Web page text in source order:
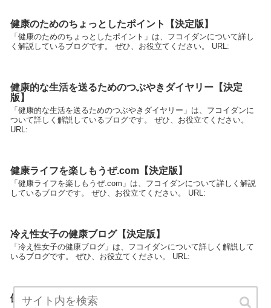
健康のためのちょっとしたポイント【決定版】
「健康のためのちょっとしたポイント」は、フコイダンについて詳し
く解説しているブログです。 ぜひ、お役立てください。 URL:
健康的な生活を送るためのつぶやきダイヤリー【決定
版】
「健康的な生活を送るためのつぶやきダイヤリー」は、フコイダンに
ついて詳しく解説しているブログです。 ぜひ、お役立てください。
URL:
健康ライフを楽しもうぜ.com【決定版】
「健康ライフを楽しもうぜ.com」は、フコイダンについて詳しく解説
しているブログです。 ぜひ、お役立てください。 URL:
冷え性女子の健康ブログ【決定版】
「冷え性女子の健康ブログ」は、フコイダンについて詳しく解説して
いるブログです。 ぜひ、お役立てください。 URL:
健康研究会【決定版】